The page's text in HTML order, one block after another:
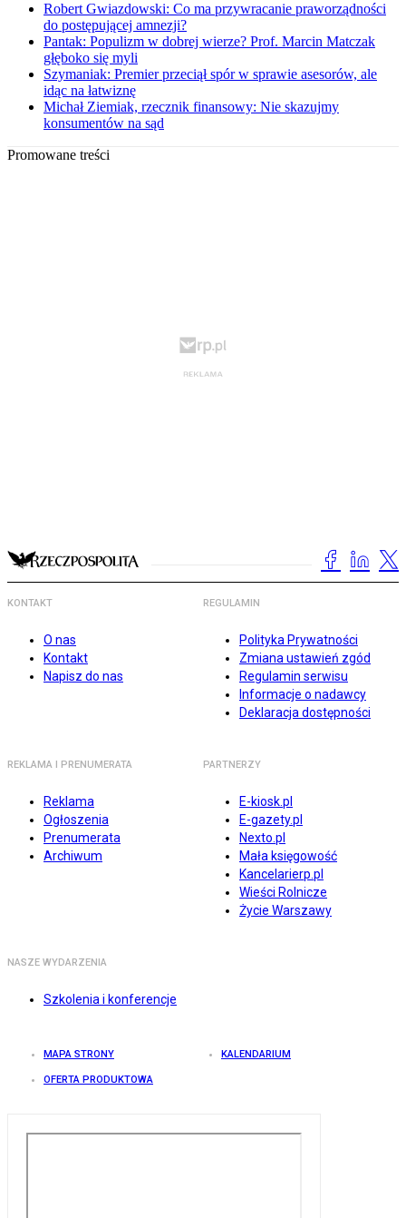
Robert Gwiazdowski: Co ma przywracanie praworządności
do postępującej amnezji?
Pantak: Populizm w dobrej wierze? Prof. Marcin Matczak
głęboko się myli
Szymaniak: Premier przeciął spór w sprawie asesorów, ale
idąc na łatwiznę
Michał Ziemiak, rzecznik finansowy: Nie skazujmy
konsumentów na sąd
Promowane treści
KONTAKT
O nas
Kontakt
Napisz do nas
REGULAMIN
Polityka Prywatności
Zmiana ustawień zgód
Regulamin serwisu
Informacje o nadawcy
Deklaracja dostępności
REKLAMA I PRENUMERATA
Reklama
Ogłoszenia
Prenumerata
Archiwum
PARTNERZY
E-kiosk.pl
E-gazety.pl
Nexto.pl
Mała księgowość
Kancelarierp.pl
Wieści Rolnicze
Życie Warszawy
NASZE WYDARZENIA
Szkolenia i konferencje
MAPA STRONY KALENDARIUM
OFERTA PRODUKTOWA